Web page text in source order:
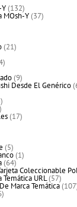
132132
productos
MOsh-Y 3737
productos
2121
productos
14
productos
99
productos
Desde El Genérico
5
productos
7
1717
productos
55
productos
11
producto
6464
productos
Coleccionable
URL 5757
Marca Temática 107
196
productos